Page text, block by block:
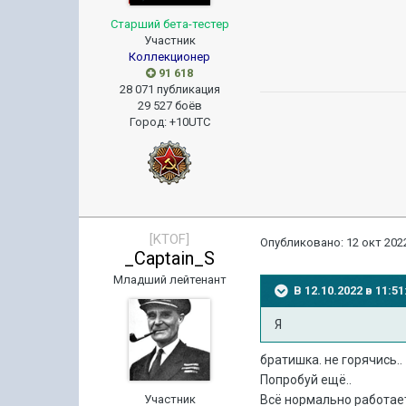
Старший бета-тестер
Участник
Коллекционер
91 618
28 071 публикация
29 527 боёв
Город: +10UTC
[KTOF]
_Captain_S
Младший лейтенант
Участник
Опубликовано: 12 окт
В 12.10.2022 в
Я
братишка. не горячись..
Попробуй ещё..
Всё нормально